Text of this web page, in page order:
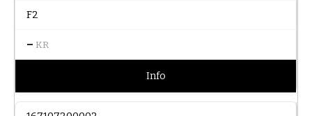
F2
– KR
Info